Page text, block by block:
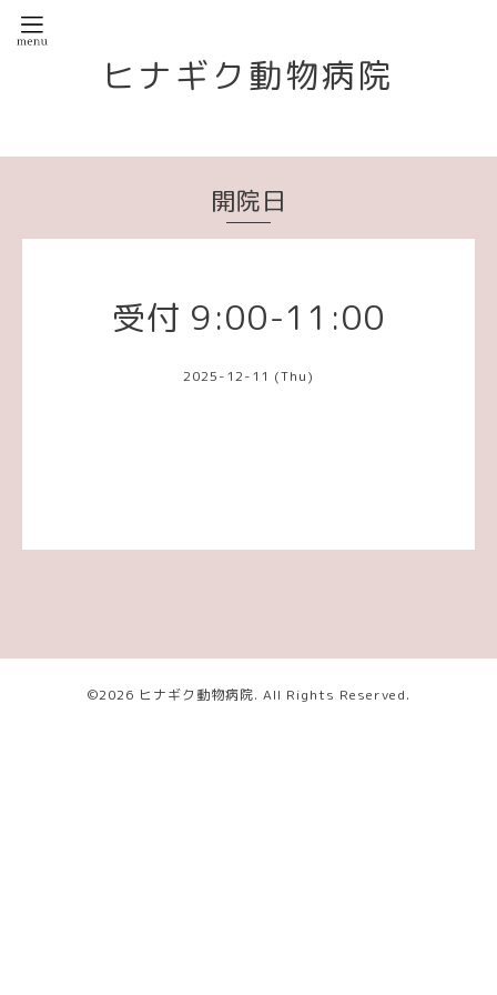
ヒナギク動物病院
開院日
受付 9:00-11:00
2025-12-11 (Thu)
©2026 ヒナギク動物病院. All Rights Reserved.